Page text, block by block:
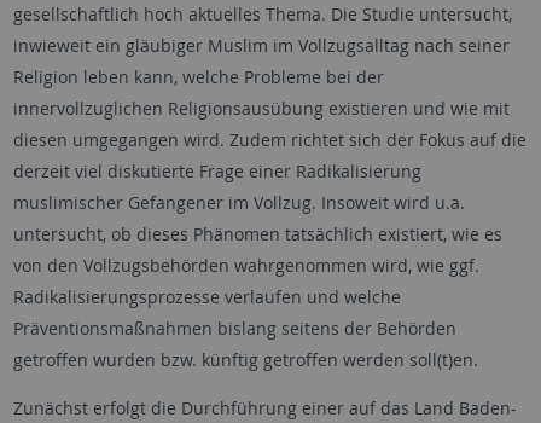
gesellschaftlich hoch aktuelles Thema. Die Studie untersucht,
inwieweit ein gläubiger Muslim im Vollzugsalltag nach seiner
Religion leben kann, welche Probleme bei der
innervollzuglichen Religionsausübung existieren und wie mit
diesen umgegangen wird. Zudem richtet sich der Fokus auf die
derzeit viel diskutierte Frage einer Radikalisierung
muslimischer Gefangener im Vollzug. Insoweit wird u.a.
untersucht, ob dieses Phänomen tatsächlich existiert, wie es
von den Vollzugsbehörden wahrgenommen wird, wie ggf.
Radikalisierungsprozesse verlaufen und welche
Präventionsmaßnahmen bislang seitens der Behörden
getroffen wurden bzw. künftig getroffen werden soll(t)en.
Zunächst erfolgt die Durchführung einer auf das Land Baden-